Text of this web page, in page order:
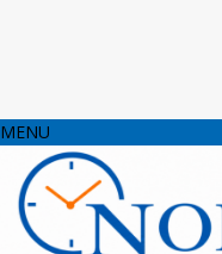
MENU